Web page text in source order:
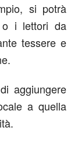
si potrà
o i lettori da
tessere e
aggiungere
a quella